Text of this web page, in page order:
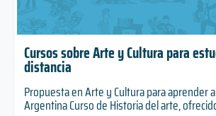
Cursos sobre Arte y Cultura para
distancia
Propuesta en Arte y Cultura para aprender
Argentina Curso de Historia del arte,